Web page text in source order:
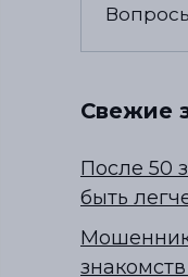
Свежие
После 50
быть